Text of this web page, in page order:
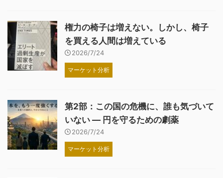
権力の椅子は増えない。しかし、椅子
を買える人間は増えている
2026/7/24
マーケット分析
第2部：この国の危機に、誰も気づいて
いない ― 円を守るための劇薬
2026/7/24
マーケット分析